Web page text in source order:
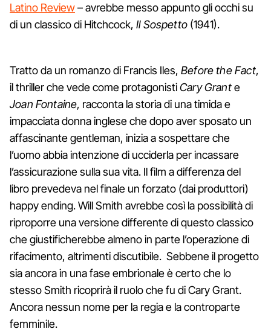
Latino Review– avrebbe messo appunto gli occhi su
di un classico di Hitchcock, Il Sospetto(1941).
Tratto da un romanzo di Francis Iles, Before the Fact,
il thriller che vede come protagonistiCary Grante
Joan Fontaine, racconta la storia di una timida e
impacciata donna inglese che dopo aver sposato un
affascinante gentleman, inizia a sospettare che
l’uomo abbia intenzione di ucciderla per incassare
l’assicurazione sulla sua vita. Il film a differenza del
libro prevedeva nel finale un forzato (dai produttori)
happy ending. Will Smith avrebbe così la possibilità di
riproporre una versione differente di questo classico
che giustificherebbe almeno in parte l’operazione di
rifacimento, altrimenti discutibile. Sebbene il progetto
sia ancora in una fase embrionale è certo che lo
stesso Smith ricoprirà il ruolo che fu di Cary Grant.
Ancora nessun nome per la regia e la controparte
femminile.